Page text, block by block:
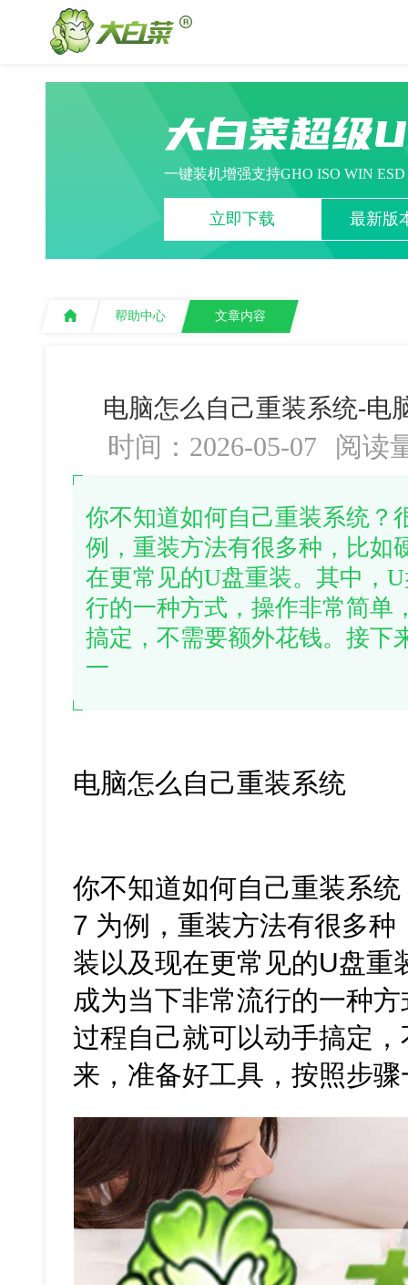
大白菜超级
一键装机增强支持GHO ISO WIN
立即下载 最新版
帮助中心 文章内容
电脑怎么自己重装系统-电
时间：2026-05-07 阅读
你不知道如何自己重装系统？
例，重装方法有很多种，比如
在更常见的U盘重装。其中，
行的一种方式，操作非常简单
搞定，不需要额外花钱。接下
一
电脑怎么自己重装系统
你不知道如何自己重装系
7 为例，重装方法有很多
装以及现在更常见的U盘重
成为当下非常流行的一种
过程自己就可以动手搞定
来，准备好工具，按照步